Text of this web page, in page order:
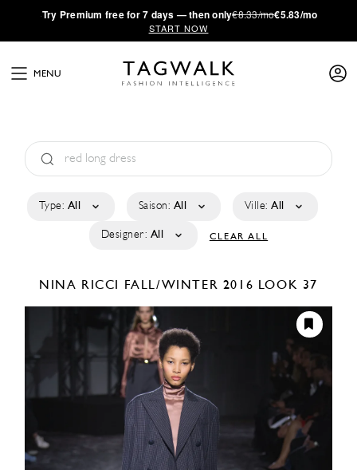
·Try Premium free for 7 days — then only€8.33/mo€5.83/mo
START NOW
MENU
Type: All Saison: All Ville: All
Designer: All CLEAR ALL
NINA RICCI FALL/WINTER 2016 LOOK 37